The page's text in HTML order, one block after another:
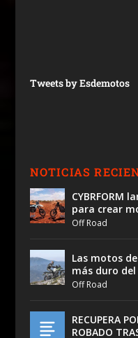
Tweets by Esdemotos
NOTICIAS
CYBRFORM
para crear
Off Road
Las motos
más duro
Off Road
RECUPERA
ROBADO